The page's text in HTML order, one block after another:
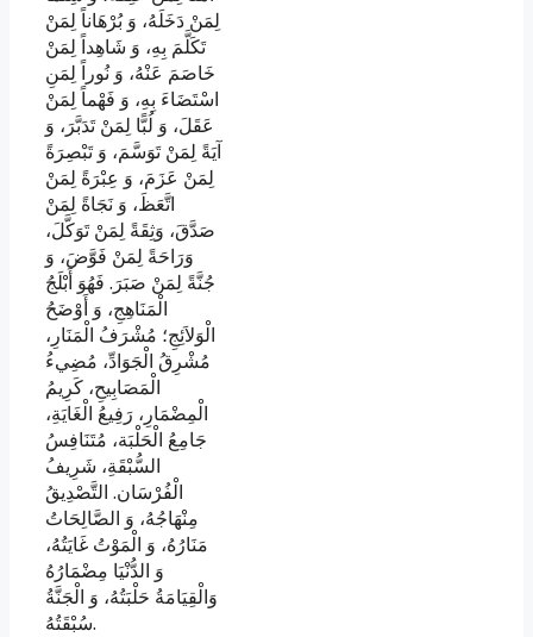
لِمَنْ دَخَلَهُ، وَ بُرْهَاناً لِمَنْ
تَكَلَّمَ بِهِ، وَ شَاهِداً لِمَنْ
خَاصَمَ عَنْهُ، وَ نُوراً لِمَنِ
اسْتَضَاءَ بِهِ، وَ فَهْماً لِمَنْ
عَقَلَ، وَ لُبًّا لِمَنْ تَدَبَّرَ، وَ
آيَةً لِمَنْ تَوَسَّمَ، وَ تَبْصِرَةً
لِمَنْ عَزَمَ، وَ عِبْرَةً لِمَنْ
اتَّعَظَ، وَ نَجَاةً لِمَنْ
صَدَّقَ، وَثِقَةً لِمَنْ تَوَكَّلَ،
وَرَاحَةً لِمَنْ فَوَّضَ، وَ
جُنَّةً لِمَنْ صَبَرَ. فَهُوَ أَبْلَجُ
الْمَنَاهِجِ، وَ أَوْضَحُ
الْوَلاَئِجِ؛ مُشْرَفُ الْمَنَارِ،
مُشْرِقُ الْجَوَادِّ، مُضِي‏ءُ
الْمَصَابِيحِ، كَرِيمُ
الْمِضْمَارِ، رَفِيعُ الْغَايَةِ،
جَامِعُ الْحَلْبَة، مُتَنَافِسُ
السُّبْقَةِ، شَرِيفُ
الْفُرْسَان. التَّصْدِيقُ
مِنْهَاجُهُ، وَ الصَّالِحَاتُ
مَنَارُهُ، وَ الْمَوْتُ غَايَتُهُ،
وَ الدُّنْيَا مِضْمَارُهُ
وَالْقِيَامَةُ حَلْبَتُهُ، وَ الْجَنَّةُ
سُبْقَتُهُ.